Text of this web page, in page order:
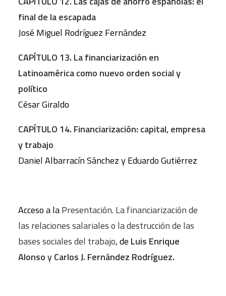
final de la escapada
José Miguel Rodríguez Fernández
CAPÍTULO 13. La financiarización en
Latinoamérica como nuevo orden social y
político
César Giraldo
CAPÍTULO 14. Financiarización: capital, empresa
y trabajo
Daniel Albarracín Sánchez y Eduardo Gutiérrez
Acceso a laPresentación. La financiarización de
las relaciones salariales o la destrucción de las
bases sociales del trabajo, de Luis Enrique
AlonsoyCarlos J. Fernández Rodríguez.